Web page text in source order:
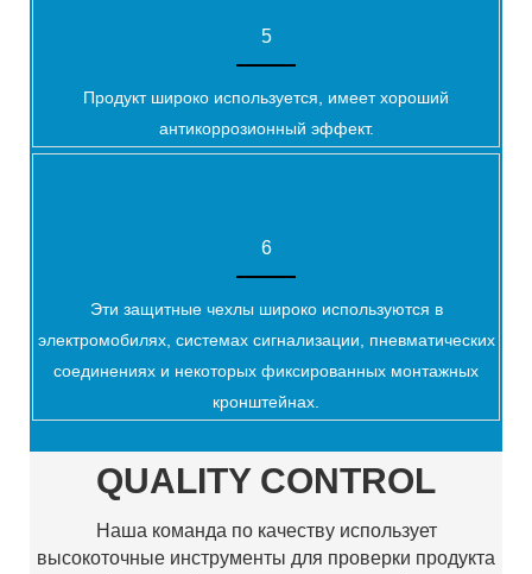
5
Продукт широко используется, имеет хороший
антикоррозионный эффект.
6
Эти защитные чехлы широко используются в
электромобилях, системах сигнализации, пневматических
соединениях и некоторых фиксированных монтажных
кронштейнах.
QUALITY CONTROL
Наша команда по качеству использует
высокоточные инструменты для проверки продукта